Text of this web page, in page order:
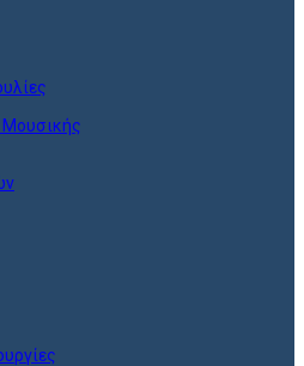
Μουσικής